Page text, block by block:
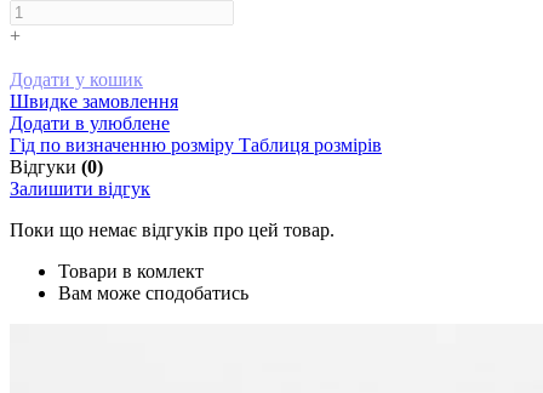
+
Додати у кошик
Швидке замовлення
Додати в улюблене
Гід по визначенню розміру Таблиця розмірів
Відгуки (0)
Залишити відгук
Поки що немає відгуків про цей товар.
Товари в комлект
Вам може сподобатись